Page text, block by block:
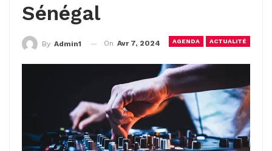
Sénégal
AGENDA ACTUALITÉ
By Admin1 On Avr 7, 2024